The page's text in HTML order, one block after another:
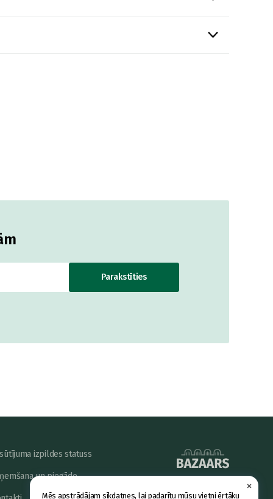
×
Mēs apstrādājam sīkdatnes, lai padarītu mūsu vietni ērtāku
Parakstīties
izpildes statuss
un piegāde